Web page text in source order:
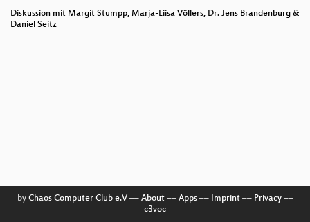
Diskussion mit Margit Stumpp, Marja-Liisa Völlers, Dr. Jens Brandenburg &
Daniel Seitz
by Chaos Computer Club e.V–– About–– Apps–– Imprint–– Privacy––
c3voc